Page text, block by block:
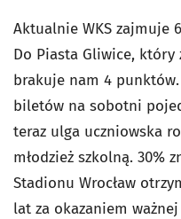
Aktualnie WKS zajmuje
Do Piasta Gliwice,
brakuje nam 4
biletów na sobotni
teraz ulga uczniowska
młodzież szkolną. 30%
Stadionu Wrocław
lat za okazaniem